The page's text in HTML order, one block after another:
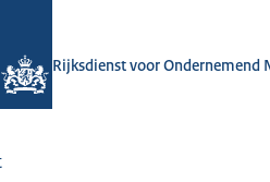
Rijksdienst voor Ondernemend